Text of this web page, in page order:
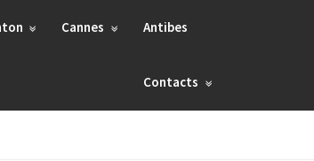
Cannes Antibes
Contacts